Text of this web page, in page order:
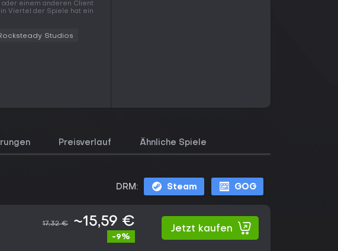
oder einem anderen Client
Viertel der Spiele hat ein
Studios
Preisverlauf Ähnliche Spiele
DRM: Steam GOG
17,32 € ~15,59 €
-9%
Jetzt kaufen